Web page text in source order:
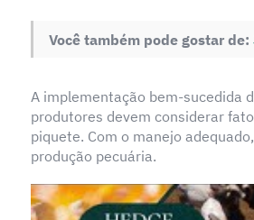
Você também pode gostar de:
A implementação bem-sucedida
produtores devem considerar
piquete. Com o manejo
produção pecuária.